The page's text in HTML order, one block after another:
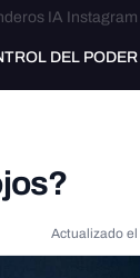
IA Instagram
DEL PODER
Actualizado el